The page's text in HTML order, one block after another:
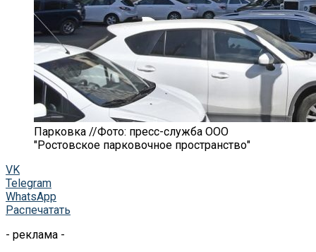
Парковка //Фото: пресс-служба ООО
"Ростовское парковочное пространство"
VK
Telegram
WhatsApp
Распечатать
- реклама -